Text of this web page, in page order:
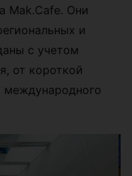
Mak.Cafe. Они
и
с учетом
от короткой
международного